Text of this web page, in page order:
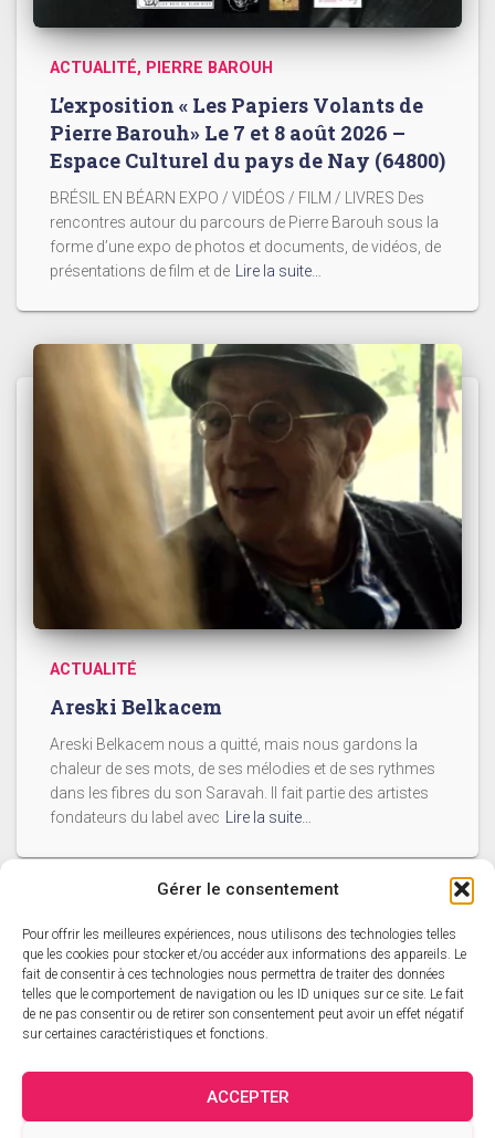
Gérer le consentement
Pour offrir les meilleures expériences, nous utilisons des technologies telles
que les cookies pour stocker et/ou accéder aux informations des appareils. Le
fait de consentir à ces technologies nous permettra de traiter des données
telles que le comportement de navigation ou les ID uniques sur ce site. Le fait
de ne pas consentir ou de retirer son consentement peut avoir un effet négatif
sur certaines caractéristiques et fonctions.
ACCEPTER
ACTUALITÉ PIERRE BAROUH
L’exposition « Les Papiers Volants de
Pierre Barouh» Le 7 et 8 août 2026 –
Espace Culturel du pays de Nay (64800)
BRÉSIL EN BÉARN EXPO / VIDÉOS / FILM / LIVRES Des
rencontres autour du parcours de Pierre Barouh sous la
forme d’une expo de photos et documents, de vidéos, de
présentations de film et de
Lire la suite…
ACTUALITÉ
Areski Belkacem
Areski Belkacem nous a quitté, mais nous gardons la
chaleur de ses mots, de ses mélodies et de ses rythmes
dans les fibres du son Saravah. Il fait partie des artistes
fondateurs du label avec Lire la suite…
ACCUEIL L’ACTUALITÉ SARAVAH
CATALOGUE SARAVAH LES ARTISTES